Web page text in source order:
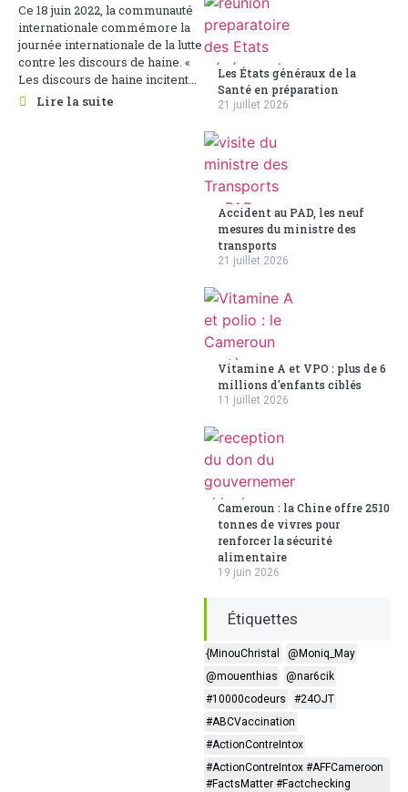
Ce 18 juin 2022, la communauté
internationale commémore la
journée internationale de la lutte
contre les discours de haine. «
Les discours de haine incitent...
Lire la suite
Les États généraux de la
Santé en préparation
21 juillet 2026
Accident au PAD, les neuf
mesures du ministre des
transports
21 juillet 2026
Vitamine A et VPO : plus de 6
millions d'enfants ciblés
11 juillet 2026
Cameroun : la Chine offre 2510
tonnes de vivres pour
renforcer la sécurité
alimentaire
19 juin 2026
Étiquettes
{MinouChristal
@Moniq_May
@mouenthias
@nar6cik
#10000codeurs
#24OJT
#ABCVaccination
#ActionContreIntox
#ActionContreIntox #AFFCameroon
#FactsMatter #Factchecking